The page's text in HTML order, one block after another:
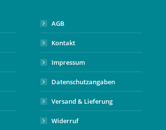
AGB
Kontakt
Impressum
Datenschutzangaben
Versand & Lieferung
Widerruf